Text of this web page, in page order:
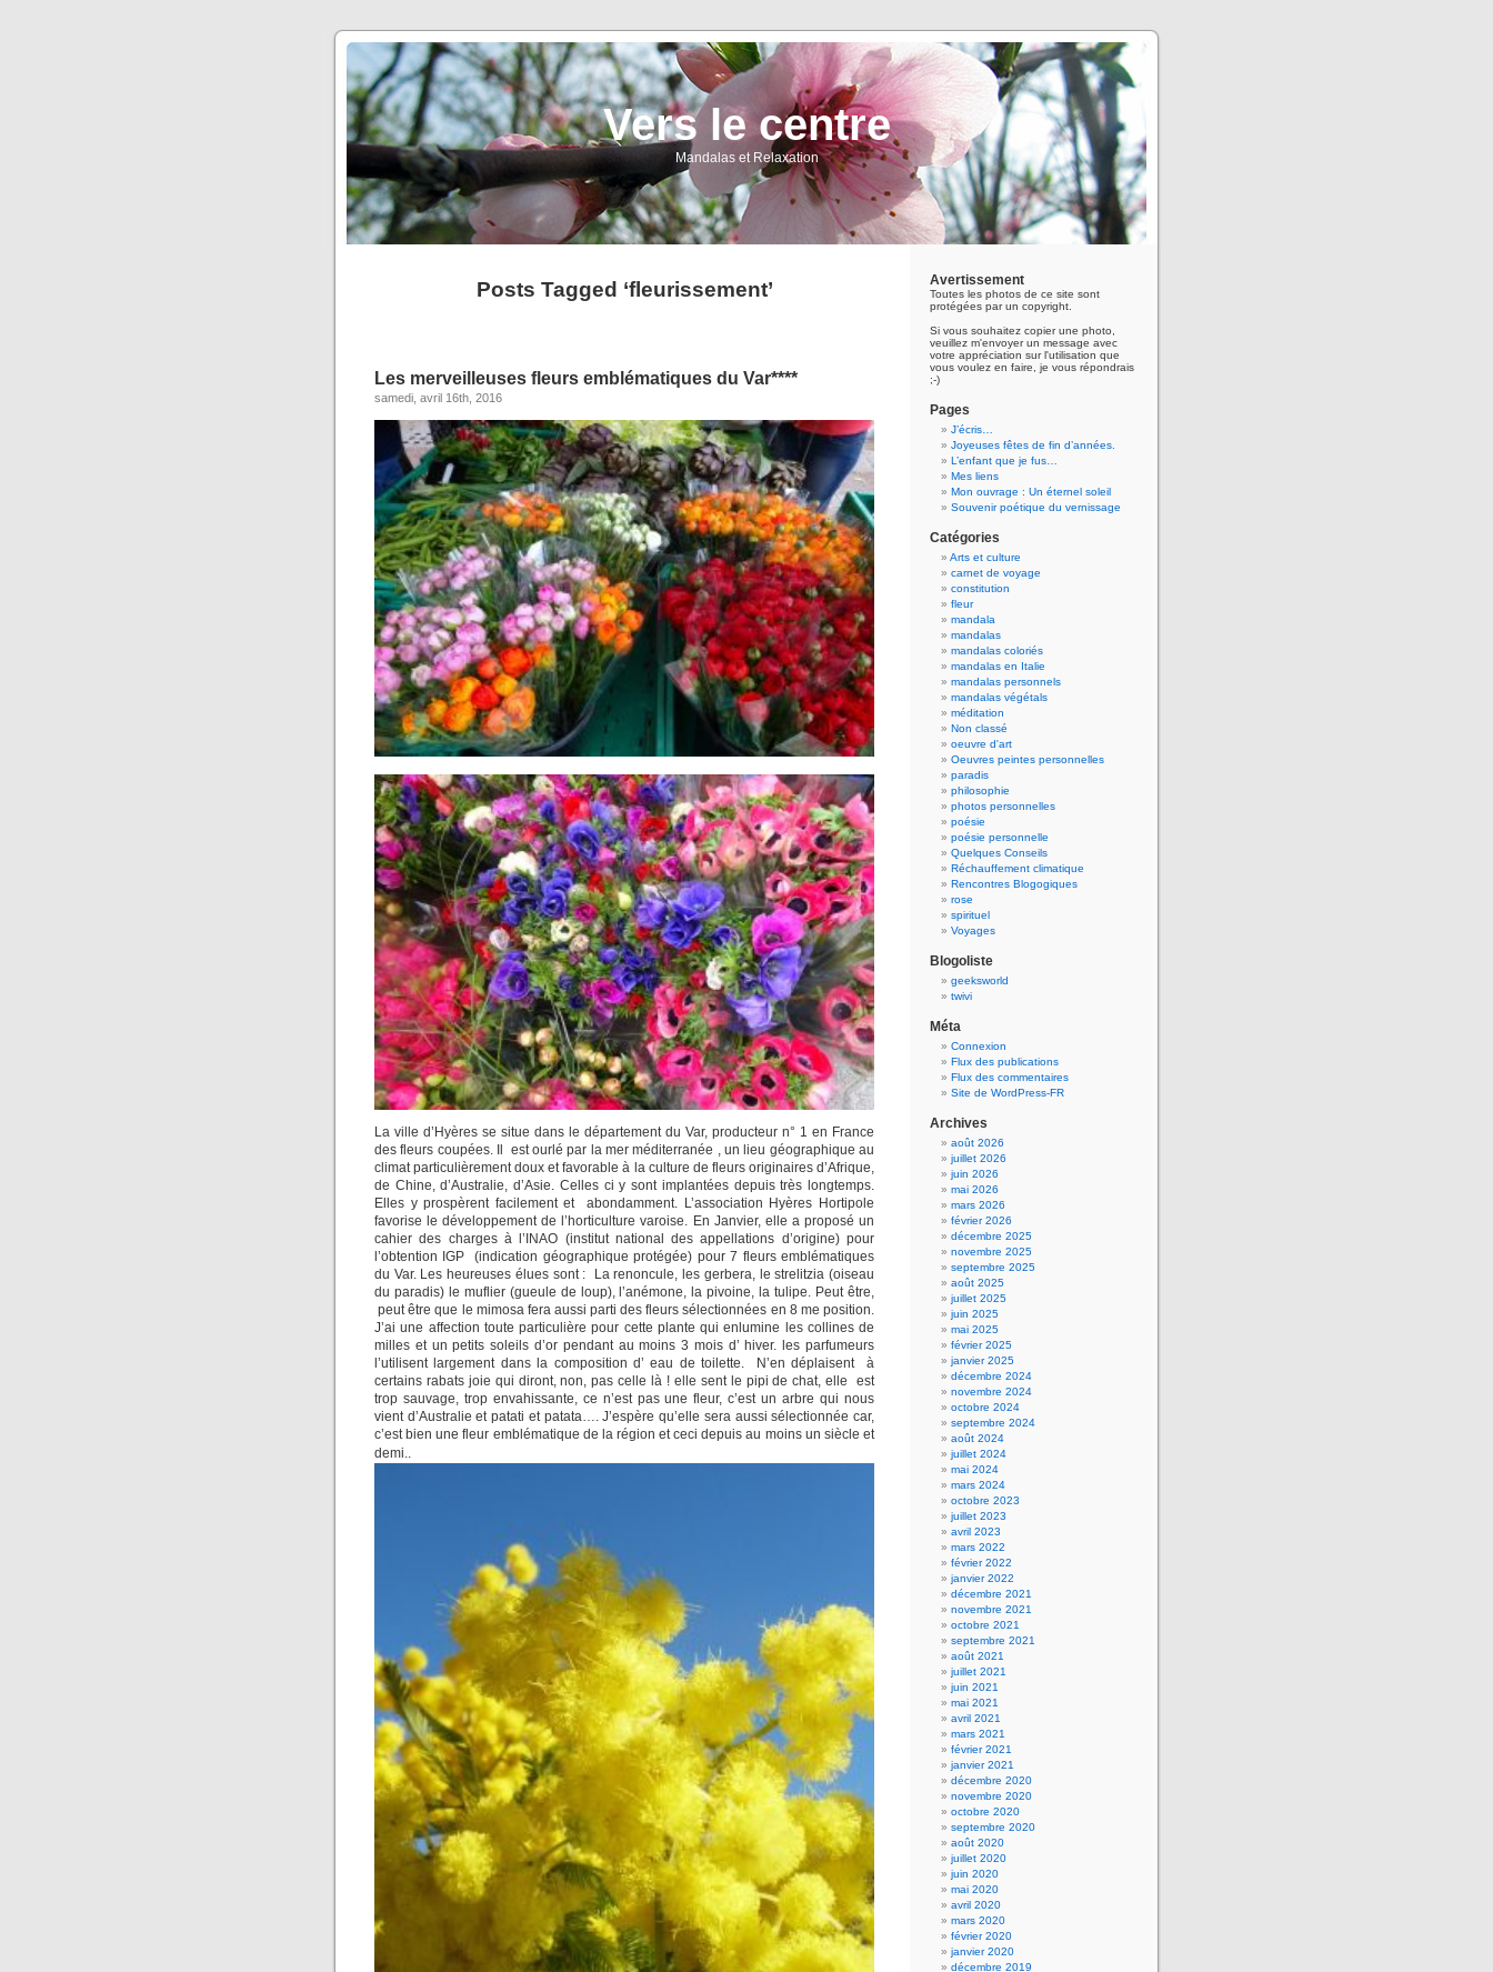
Vers le centre
Mandalas et Relaxation
Posts Tagged ‘fleurissement’
Les merveilleuses fleurs emblématiques du Var****
samedi, avril 16th, 2016
La ville d’Hyères se situe dans le département du Var, producteur n° 1 en France
des fleurs coupées. Il est ourlé par la mer méditerranée , un lieu géographique au
climat particulièrement doux et favorable à la culture de fleurs originaires d’Afrique,
de Chine, d’Australie, d’Asie. Celles ci y sont implantées depuis très longtemps.
Elles y prospèrent facilement et abondamment. L’association Hyères Hortipole
favorise le développement de l’horticulture varoise. En Janvier, elle a proposé un
cahier des charges à l’INAO (institut national des appellations d’origine) pour
l’obtention IGP (indication géographique protégée) pour 7 fleurs emblématiques
du Var. Les heureuses élues sont : La renoncule, les gerbera, le strelitzia (oiseau
du paradis) le muflier (gueule de loup), l’anémone, la pivoine, la tulipe. Peut être,
peut être que le mimosa fera aussi parti des fleurs sélectionnées en 8 me position.
J’ai une affection toute particulière pour cette plante qui enlumine les collines de
milles et un petits soleils d’or pendant au moins 3 mois d’ hiver. les parfumeurs
l’utilisent largement dans la composition d’ eau de toilette. N’en déplaisent à
certains rabats joie qui diront, non, pas celle là ! elle sent le pipi de chat, elle est
trop sauvage, trop envahissante, ce n’est pas une fleur, c’est un arbre qui nous
vient d’Australie et patati et patata…. J’espère qu’elle sera aussi sélectionnée car,
c’est bien une fleur emblématique de la région et ceci depuis au moins un siècle et
demi.
Avertissement
Toutes les photos de ce site sont
protégées par un copyright.
Si vous souhaitez copier une photo,
veuillez m'envoyer un message avec
votre appréciation sur l'utilisation que
vous voulez en faire, je vous répondrais
;-)
Pages
J’écris…
Joyeuses fêtes de fin d’années.
L’enfant que je fus…
Mes liens
Mon ouvrage : Un éternel soleil
Souvenir poétique du vernissage
Catégories
Arts et culture
carnet de voyage
constitution
fleur
mandala
mandalas
mandalas coloriés
mandalas en Italie
mandalas personnels
mandalas végétals
méditation
Non classé
oeuvre d'art
Oeuvres peintes personnelles
paradis
philosophie
photos personnelles
poésie
poésie personnelle
Quelques Conseils
Réchauffement climatique
Rencontres Blogogiques
rose
spirituel
Voyages
Blogoliste
geeksworld
twivi
Méta
Connexion
Flux des publications
Flux des commentaires
Site de WordPress-FR
Archives
août 2026
juillet 2026
juin 2026
mai 2026
mars 2026
février 2026
décembre 2025
novembre 2025
septembre 2025
août 2025
juillet 2025
juin 2025
mai 2025
février 2025
janvier 2025
décembre 2024
novembre 2024
octobre 2024
septembre 2024
août 2024
juillet 2024
mai 2024
mars 2024
octobre 2023
juillet 2023
avril 2023
mars 2022
février 2022
janvier 2022
décembre 2021
novembre 2021
octobre 2021
septembre 2021
août 2021
juillet 2021
juin 2021
mai 2021
avril 2021
mars 2021
février 2021
janvier 2021
décembre 2020
novembre 2020
octobre 2020
septembre 2020
août 2020
juillet 2020
juin 2020
mai 2020
avril 2020
mars 2020
février 2020
janvier 2020
décembre 2019